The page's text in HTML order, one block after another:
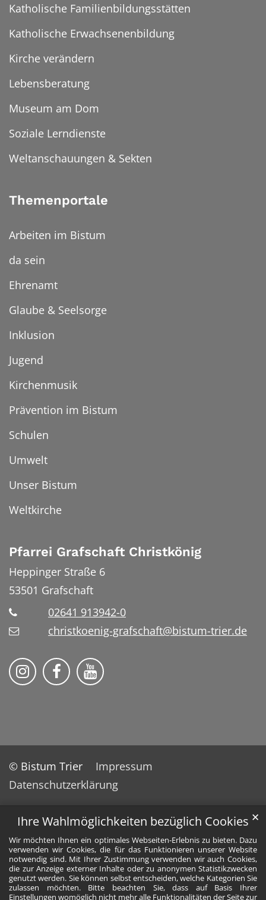
Ihre Wahlmöglichkeiten bezüglich Cookies
Wir möchten Ihnen ein optimales Webseiten-Erlebnis zu bieten. Dazu
verwenden wir Cookies, die für das Funktionieren unserer Website
notwendig sind. Mit Ihrer Zustimmung verwenden wir auch Cookies,
die zur Anzeige externer Inhalte oder zu anonymen Statistikzwecken
genutzt werden. Sie können selbst entscheiden, welche Kategorien Sie
zulassen möchten. Bitte beachten Sie, dass auf Basis Ihrer
Einstellungen womöglich nicht mehr alle Funktionalitäten der Seite zur
✕
Katholische Familienbildungsstätten
Katholische Erwachsenenbildung
Kirche verändern
Lebensberatung
Museum am Dom
Soziale Lerndienste
Weltanschauungen & Sekten
Themenportale
Arbeiten im Bistum
da sein
Ehrenamt
Glaube & Seelsorge
Inklusion
Jugend
Kirchenmusik
Prävention im Bistum
Schulen
Umwelt
Unser Bistum
Weltkirche
Pfarrei Grafschaft Christkönig
Heppinger Straße 6
53501 Grafschaft
02641 913942-0
christkoenig-grafschaft@bistum-trier.de
Pfarreiengemeinschaft Grafschaft auf
Pfarreiengemeinschaft Grafschaft
Pfarreiengemeinschaft
© Bistum Trier
Impressum
Datenschutzerklärung